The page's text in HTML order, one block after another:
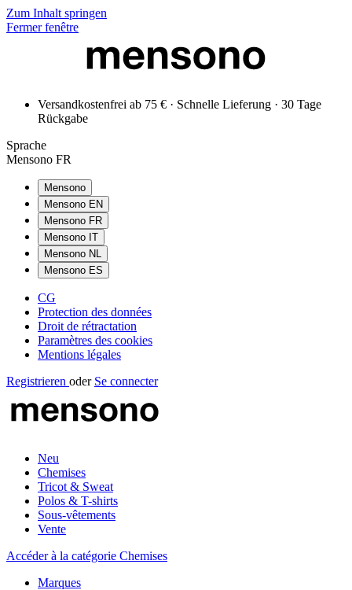
Zum Inhalt springen
Fermer fenêtre
Versandkostenfrei ab 75 € · Schnelle Lieferung · 30 Tage
Rückgabe
Sprache
Mensono FR
Mensono
Mensono EN
Mensono FR
Mensono IT
Mensono NL
Mensono ES
CG
Protection des données
Droit de rétractation
Paramètres des cookies
Mentions légales
Registrieren oder Se connecter
Neu
Chemises
Tricot & Sweat
Polos & T-shirts
Sous-vêtements
Vente
Accéder à la catégorie Chemises
Marques